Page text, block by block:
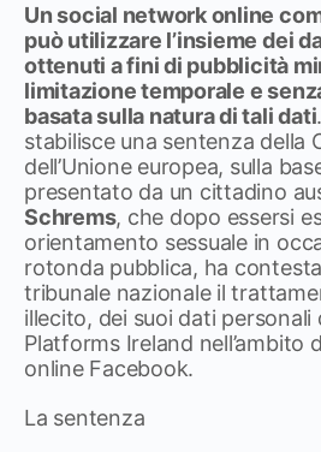
Un social network online
può utilizzare l’insieme dei
ottenuti a fini di pubblicità
limitazione temporale e
basata sulla natura di tali dati
stabilisce una sentenza della
dell’Unione europea, sulla
presentato da un cittadino
Schrems, che dopo essersi
orientamento sessuale in
rotonda pubblica, ha
tribunale nazionale il
illecito, dei suoi dati
Platforms Ireland nell’ambito
online Facebook.
La sentenza